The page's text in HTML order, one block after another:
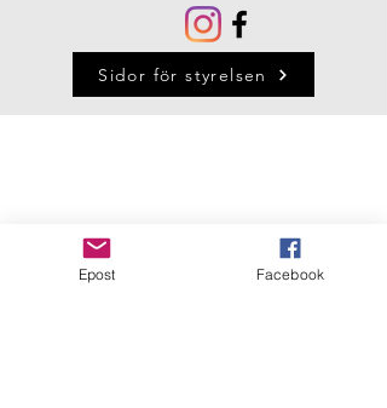
Sidor för styrelsen
Epost Facebook